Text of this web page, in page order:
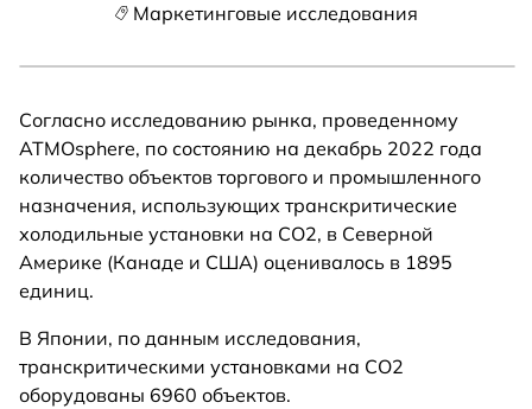
Маркетинговые исследования
Согласно исследованию рынка, проведенному
ATMOsphere, по состоянию на декабрь 2022 года
количество объектов торгового и промышленного
назначения, использующих транскритические
холодильные установки на CO2, в Северной
Америке (Канаде и США) оценивалось в 1895
единиц.
В Японии, по данным исследования,
транскритическими установками на CO2
оборудованы 6960 объектов.